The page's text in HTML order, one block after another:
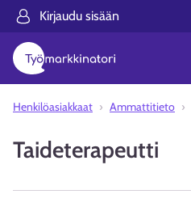
Kirjaudu sisään
Henkilöasiakkaat Ammattitieto
Taideterapeutti